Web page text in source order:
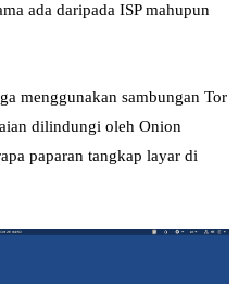
ada daripada ISP mahupun
menggunakan sambungan Tor
dilindungi oleh Onion
paparan tangkap layar di